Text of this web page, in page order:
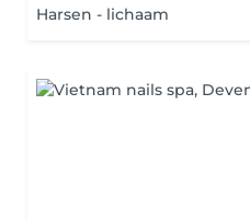
Harsen - lichaam